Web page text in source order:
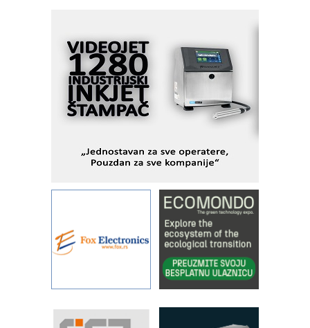
KIP KOP – napredna rešenja za
savremene industrijske i logističke
objekte
Alba d.o.o. – 35 godina preciznosti u
metrologiji i pametnim dozirnim
rešenjima
STAUFF – Komponente koje
sistema
YAMADA pumpe – japanska
pouzdanost u transferu fluida
Filtration Group Industrial – Napredna
rešenja za filtraciju u hidrauličkim i
procesnim sistemima
Art Utopia Studio – vizuelne priče
RILINEX kompanije Rittal